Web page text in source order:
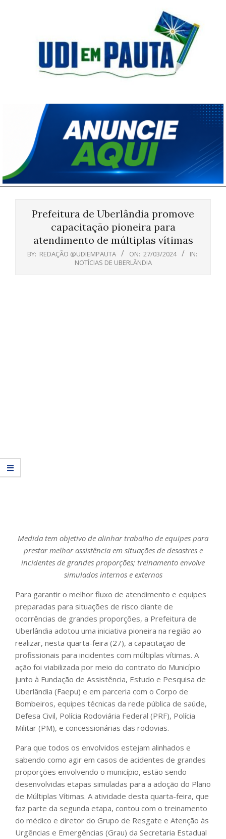
Pauta
Prefeitura de Uberlândia promove
capacitação pioneira para
atendimento de múltiplas vítimas
BY: REDAÇÃO @UDIEMPAUTA ON: 27/03/2024
IN:
NOTÍCIAS DE UBERLÂNDIA
Medida tem objetivo de alinhar trabalho de equipes para
prestar melhor assistência em situações de desastres e
incidentes de grandes proporções; treinamento envolve
simulados internos e externos
Para garantir o melhor fluxo de atendimento e equipes
preparadas para situações de risco diante de
ocorrências de grandes proporções, a Prefeitura de
Uberlândia adotou uma iniciativa pioneira na região ao
realizar, nesta quarta-feira (27), a capacitação de
profissionais para incidentes com múltiplas vítimas. A
ação foi viabilizada por meio do contrato do Município
junto à Fundação de Assistência, Estudo e Pesquisa de
Uberlândia (Faepu) e em parceria com o Corpo de
Bombeiros, equipes técnicas da rede pública de saúde,
Defesa Civil, Polícia Rodoviária Federal (PRF), Polícia
Militar (PM), e concessionárias das rodovias.
Para que todos os envolvidos estejam alinhados e
sabendo como agir em casos de acidentes de grandes
proporções envolvendo o município, estão sendo
desenvolvidas etapas simuladas para a adoção do Plano
de Múltiplas Vítimas. A atividade desta quarta-feira, que
faz parte da segunda etapa, contou com o treinamento
do médico e diretor do Grupo de Resgate e Atenção às
Urgências e Emergências (Grau) da Secretaria Estadual